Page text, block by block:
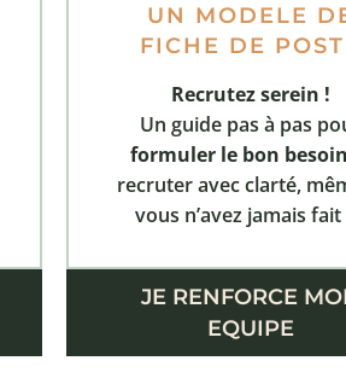
UN MODELE
FICHE DE
Recrutez serein !
Un guide pas à pas
formuler le bon besoin
recruter avec clarté,
vous n’avez jamais fait
JE RENFORCE
EQUIPE